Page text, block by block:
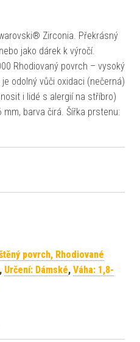
Zirconia. Překrásný
jako dárek k výročí.
Rhodiovaný povrch – vysoký
odolný vůči oxidaci (nečerná)
i lidé s alergií na stříbro)
barva čirá. Šířka prstenu:
povrch, Rhodiované
, Určení: Dámské, Váha: 1,8-